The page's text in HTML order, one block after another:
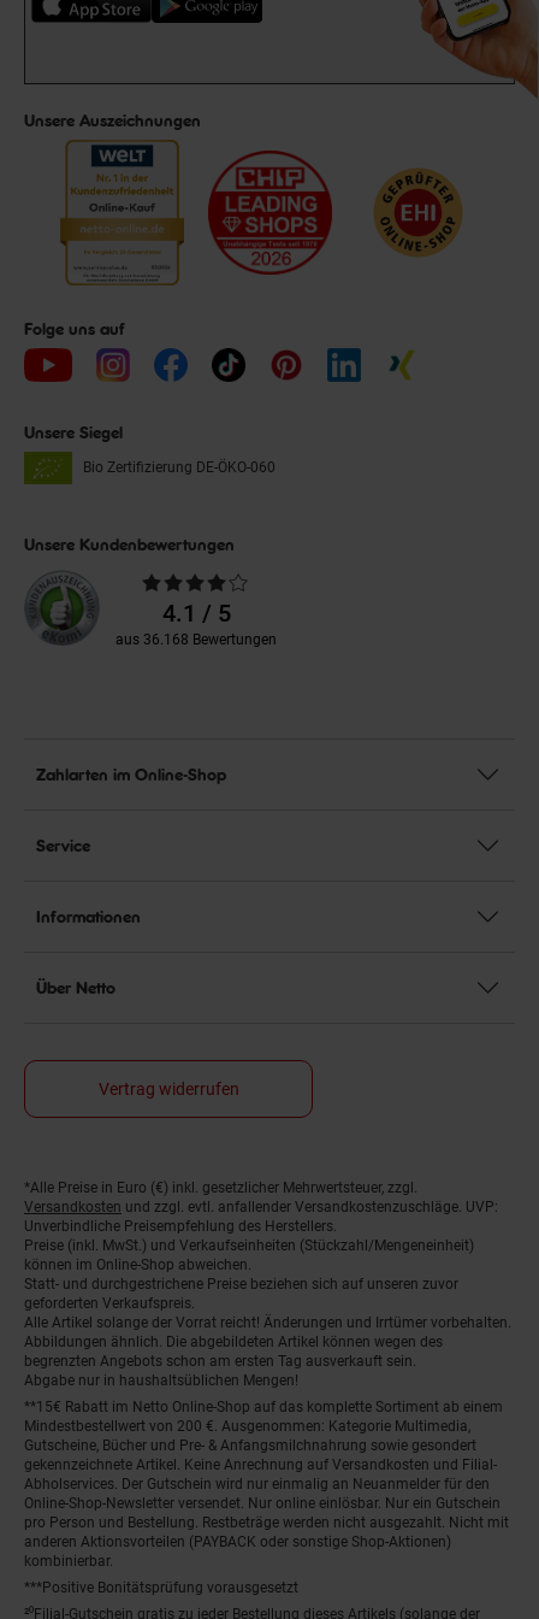
Unsere Auszeichnungen
Folge uns auf
Unsere Siegel
Bio Zertifizierung DE-ÖKO-060
Unsere Kundenbewertungen
Durchschnittliche
Bewertungen4.1 / 5
aus 36.168 Bewertungen
Zahlarten im Online-Shop
Service
Informationen
Über Netto
Vertrag widerrufen
Fußnoten
*Alle Preise in Euro (€) inkl. gesetzlicher Mehrwertsteuer, zzgl.
Versandkosten und zzgl. evtl. anfallender Versandkostenzuschläge. UVP:
Unverbindliche Preisempfehlung des Herstellers.
Preise (inkl. MwSt.) und Verkaufseinheiten (Stückzahl/Mengeneinheit)
können im Online-Shop abweichen.
Statt- und durchgestrichene Preise beziehen sich auf unseren zuvor
geforderten Verkaufspreis.
Alle Artikel solange der Vorrat reicht! Änderungen und Irrtümer vorbehalten.
Abbildungen ähnlich. Die abgebildeten Artikel können wegen des
begrenzten Angebots schon am ersten Tag ausverkauft sein.
Abgabe nur in haushaltsüblichen Mengen!
**15€ Rabatt im Netto Online-Shop auf das komplette Sortiment ab einem
Mindestbestellwert von 200 €. Ausgenommen: Kategorie Multimedia,
Gutscheine, Bücher und Pre- & Anfangsmilchnahrung sowie gesondert
gekennzeichnete Artikel. Keine Anrechnung auf Versandkosten und Filial-
Abholservices. Der Gutschein wird nur einmalig an Neuanmelder für den
Online-Shop-Newsletter versendet. Nur online einlösbar. Nur ein Gutschein
pro Person und Bestellung. Restbeträge werden nicht ausgezahlt. Nicht mit
anderen Aktionsvorteilen (PAYBACK oder sonstige Shop-Aktionen)
kombinierbar.
***Positive Bonitätsprüfung vorausgesetzt
²⁰Filial-Gutschein gratis zu jeder Bestellung dieses Artikels (solange der